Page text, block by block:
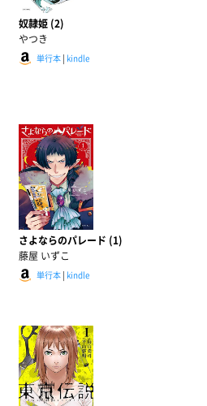
奴隷姫 (2)
やつき
単行本| kindle
さよならのパレード (1)
藤屋 いずこ
単行本| kindle